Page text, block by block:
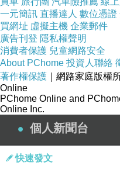
摩登新貴沙發床(共四色)
一元簡訊 直播達人 數位憑證
買網址 虛擬主機 企業郵件
廣告刊登 隱私權聲明
消費者保護 兒童網路安全
About PChome 投資人聯絡
著作權保護 ｜網路家庭版權
Online
PChome Online and
Online Inc.
個人新聞台
快速發文